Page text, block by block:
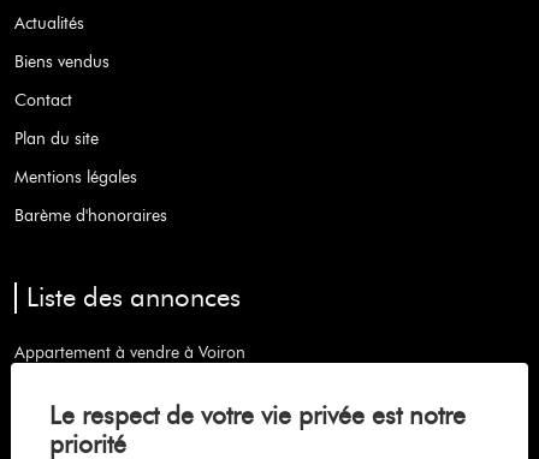
Le respect de votre vie privée est notre
priorité
Actualités
Biens vendus
Contact
Plan du site
Mentions légales
Barème d'honoraires
Liste des annonces
Appartement à vendre à Voiron
Maison à vendre à Saint-etienne-de-crossey